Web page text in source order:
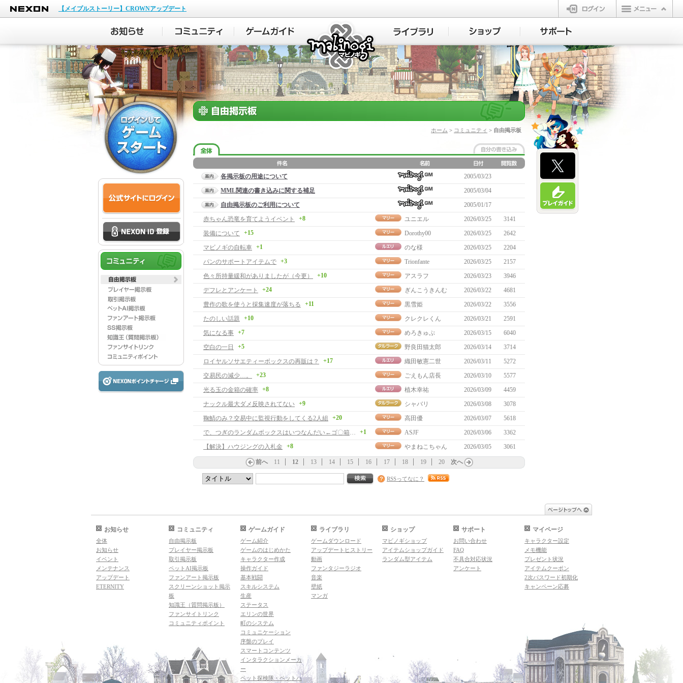
NEXON
【メイプルストーリー】CROWNアップデート
ログイン
マビノギ
ホーム > コミュニティ > 自由掲示板
各掲示板の用途について
2005/03/23
MML関連の書き込みに関する補足
2005/03/04
自由掲示板のご利用について
2005/01/17
赤ちゃん恐竜を育てようイベント
+8 ユニエル 2026/03/25
3141
装備について
+15 Dorothy00 2026/03/25
2642
マビノギの自転車 +1 のな様 2026/03/25
2204
パンのサポートアイテムで +3 Trionfante 2026/03/25
2157
色々所持量緩和がありましたが（今更）
+10 アスラフ 2026/03/23
3946
デフレとアンケート
+24 ぎんこうきんむ 2026/03/22
4681
豊作の歌を使うと採集速度が落ちる
+11 黒雪姫 2026/03/22
3556
たのしい話題
+10 クレクレくん 2026/03/21
2591
気になる事 +7 めろきゅぷ 2026/03/15
6040
空白の一日
+5 野良田猫太郎 2026/03/14
3714
ロイヤルソサエティーボックスの再販は？
+17 織田敏憲二世 2026/03/11
5272
交易民の減少…。
+23 ごえもん店長 2026/03/10
5577
光る玉の金箱の確率 +8 植木幸祐 2026/03/09
4459
ナックル最大ダメ反映されてない +9 シャバリ 2026/03/08
3078
鞠鯖のみ？交易中に監視行動をしてくる2人組
+20 高田優 2026/03/07
5618
で、つぎのランダムボックスはいつなんだい←ゴ〇箱でしたっと。
+1 ASJF 2026/03/06
3362
【解決】ハウジングの入札金
+8 やまねこちゃん 2026/03/05 3061
前へ 11 12 13 14 15 16 17 18 19 20 次へ
RSSってなに？
お知らせ
全体
お知らせ
イベント
メンテナンス
アップデート
ETERNITY
コミュニティ
自由掲示板
プレイヤー掲示板
取引掲示板
ペットAI掲示板
ファンアート掲示板
スクリーンショット掲示
板
知識王（質問掲示板）
ファンサイトリンク
コミュニティポイント
ゲームガイド
ゲーム紹介
ゲームのはじめかた
キャラクター作成
操作ガイド
基本戦闘
スキルシステム
生産
ステータス
エリンの世界
町のシステム
コミュニケーション
序盤のプレイ
スマートコンテンツ
インタラクションメーカ
ー
ペット探検隊・ペットハ
ライブラリ
ゲームダウンロード
アップデートヒストリー
動画
ファンタジーラジオ
音楽
壁紙
マンガ
ショップ
マビノギショップ
アイテムショップガイド
ランダム型アイテム
サポート
お問い合わせ
FAQ
不具合対応状況
アンケート
マイページ
キャラクター設定
メモ機能
プレゼント状況
アイテムクーポン
2次パスワード初期化
キャンペーン応募